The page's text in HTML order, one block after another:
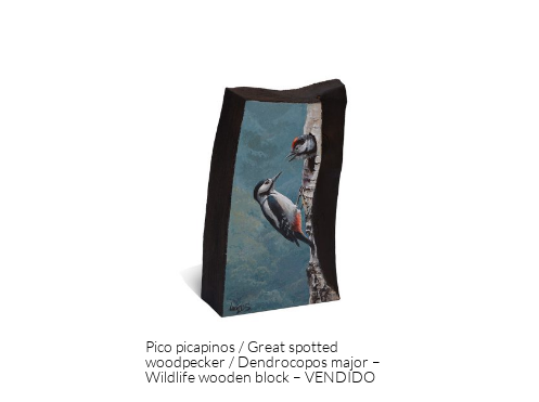
Pico picapinos / Great spotted
woodpecker / Dendrocopos major –
Wildlife wooden block – VENDIDO